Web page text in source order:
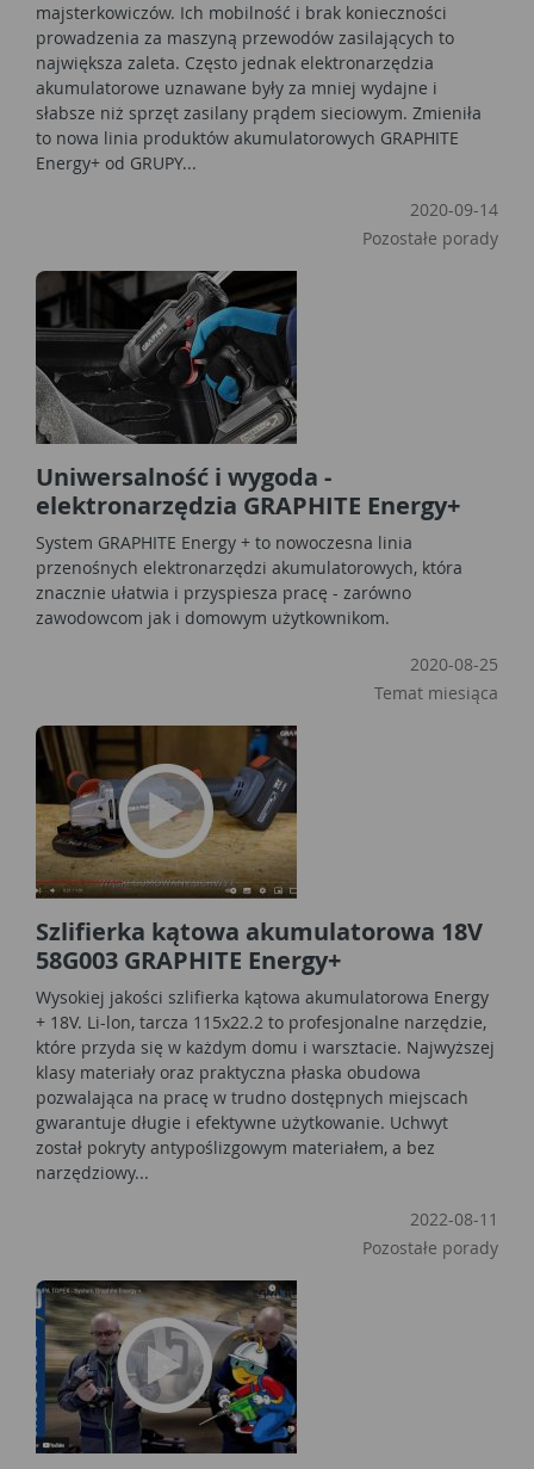
majsterkowiczów. Ich mobilność i brak konieczności
prowadzenia za maszyną przewodów zasilających to
największa zaleta. Często jednak elektronarzędzia
akumulatorowe uznawane były za mniej wydajne i
słabsze niż sprzęt zasilany prądem sieciowym. Zmieniła
to nowa linia produktów akumulatorowych GRAPHITE
Energy+ od GRUPY...
2020-09-14
Pozostałe porady
Uniwersalność i wygoda -
elektronarzędzia GRAPHITE Energy+
System GRAPHITE Energy + to nowoczesna linia
przenośnych elektronarzędzi akumulatorowych, która
znacznie ułatwia i przyspiesza pracę - zarówno
zawodowcom jak i domowym użytkownikom.
2020-08-25
Temat miesiąca
Szlifierka kątowa akumulatorowa 18V
58G003 GRAPHITE Energy+
Wysokiej jakości szlifierka kątowa akumulatorowa Energy
+ 18V. Li-lon, tarcza 115x22.2 to profesjonalne narzędzie,
które przyda się w każdym domu i warsztacie. Najwyższej
klasy materiały oraz praktyczna płaska obudowa
pozwalająca na pracę w trudno dostępnych miejscach
gwarantuje długie i efektywne użytkowanie. Uchwyt
został pokryty antypoślizgowym materiałem, a bez
narzędziowy...
2022-08-11
Pozostałe porady